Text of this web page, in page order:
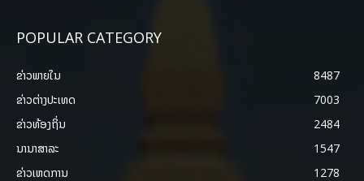
POPULAR CATEGORY
ຂ່າວພາຍ​ໃນ
8487
ຂ່າວຕ່າງປະເທດ
7003
ຂ່າວທ້ອງຖິ່ນ
2484
ນານາສາລະ
1547
ຂ່າວເຫດການ
1278